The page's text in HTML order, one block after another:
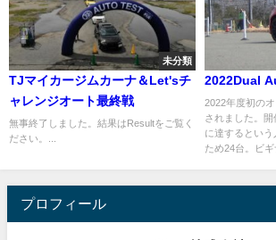
未分類
TJマイカージムカーナ＆Let'sチ
ャレンジオート最終戦
無事終了しました。結果はResultをご覧く
ださい。...
2022Dual
2022年度初の
されました。
に達するとい
ため24台。ビギ
プロフィール